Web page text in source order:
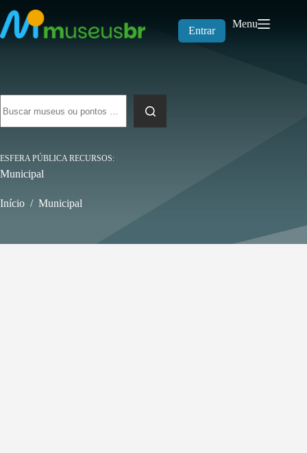
para
o
conteúdo
Entrar
Menu
resultados
ESFERA PÚBLICA RECURSOS
Municipal
Início / Municipal